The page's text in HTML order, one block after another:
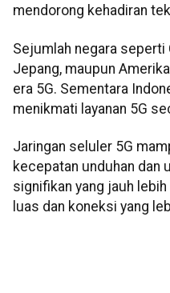
mendorong kehadiran
Sejumlah negara seperti
Jepang, maupun
era 5G. Sementara
menikmati layanan 5G
Jaringan seluler 5G
kecepatan unduhan dan
signifikan yang jauh
luas dan koneksi yang